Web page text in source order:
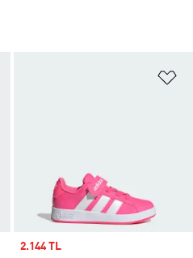
Sale price
2.144 TL